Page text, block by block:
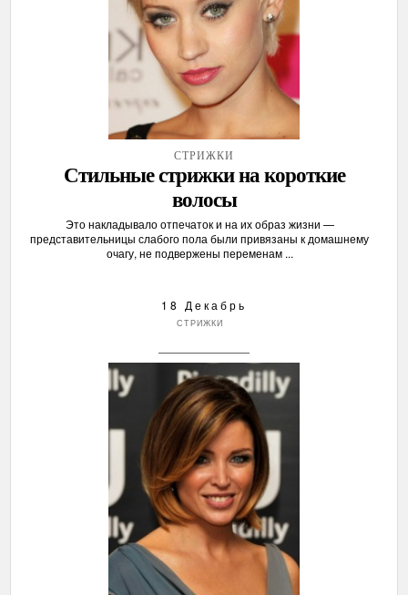
СТРИЖКИ
Стильные стрижки на короткие
волосы
Это накладывало отпечаток и на их образ жизни —
представительницы слабого пола были привязаны к домашнему
очагу, не подвержены переменам ...
18 Декабрь
СТРИЖКИ